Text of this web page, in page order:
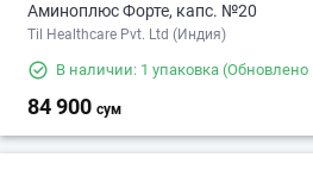
Аминоплюс Форте, капс. №20
Til Healthcare Pvt. Ltd (Индия)
В наличии: 1 упаковка (Обновлено
84 900 сум